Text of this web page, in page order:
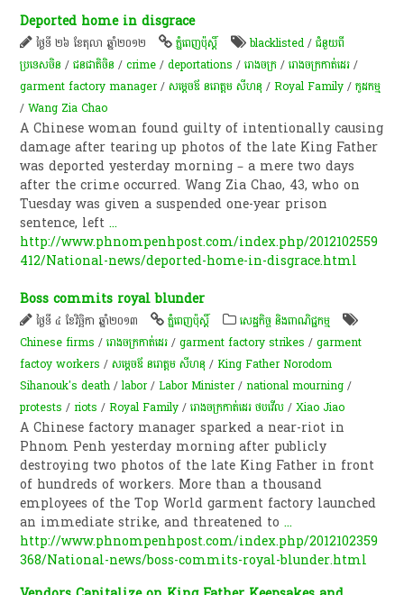
Deported home in disgrace
ថ្ងៃទី ២៦ ខែតុលា ឆ្នាំ២០១២ ភ្នំពេញប៉ុស្តិ៍ blacklisted /ជំនួយពី
ប្រទេសចិន /ជនជាតិ​ចិន /crime /deportations /រោងចក្រ /រោងចក្រកាត់ដេរ /
garment factory manager/សម្ដេចឪ នរោត្តម សីហនុ /Royal Family /កូដកម្ម
/Wang Zia Chao
A Chinese woman found guilty of intentionally causing
damage after tearing up photos of the late King Father
was deported yesterday morning – a mere two days
after the crime occurred. Wang Zia Chao, 43, who on
Tuesday was given a suspended one-year prison
sentence, left...
http://www.phnompenhpost.com/index.php/2012102559
412/National-news/deported-home-in-disgrace.html
Boss commits royal blunder
ថ្ងៃទី ៤ ខែវិច្ឆិកា ឆ្នាំ២០១៣ ភ្នំពេញប៉ុស្តិ៍
សេដ្ឋកិច្ច និងពាណិជ្ជកម្ម
Chinese firms /រោងចក្រកាត់ដេរ /garment factory strikes /garment
factoy workers /សម្ដេចឪ នរោត្តម សីហនុ /King Father Norodom
Sihanouk's death /labor/Labor Minister/national mourning /
protests /riots /Royal Family /រោងចក្រ​កាត់ដេរ​ ថប​វើ​ល​ /Xiao Jiao
A Chinese factory manager sparked a near-riot in
Phnom Penh yesterday morning after publicly
destroying two photos of the late King Father in front
of hundreds of workers. More than a thousand
employees of the Top World garment factory launched
an immediate strike, and threatened to...
http://www.phnompenhpost.com/index.php/2012102359
368/National-news/boss-commits-royal-blunder.html